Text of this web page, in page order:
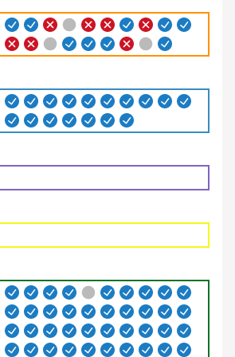
Kathrin glp GL
Edgar SVP V
AR
Thomas SVP V
GE
Dominik Mitte M-E SZ
Philipp
Matthias
Florence GRÜNE G
BL
Roland
Rino
SVP V
Michaël SVP V